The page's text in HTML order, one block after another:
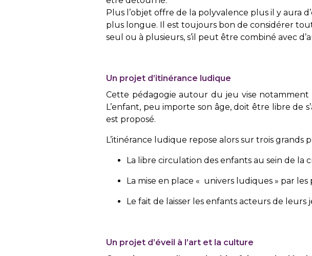
Plus l’objet offre de la polyvalence plus il y aura
plus longue. Il est toujours bon de considérer
seul ou à plusieurs, s’il peut être combiné avec
Un projet d’itinérance ludique
Cette pédagogie autour du jeu vise notamment
L’enfant, peu importe son âge, doit être libre de
est proposé.
L’itinérance ludique repose alors sur trois grands
La libre circulation des enfants au sein de la
La mise en place « univers ludiques » par
Le fait de laisser les enfants acteurs de leurs
Un projet d’éveil à l’art et la culture